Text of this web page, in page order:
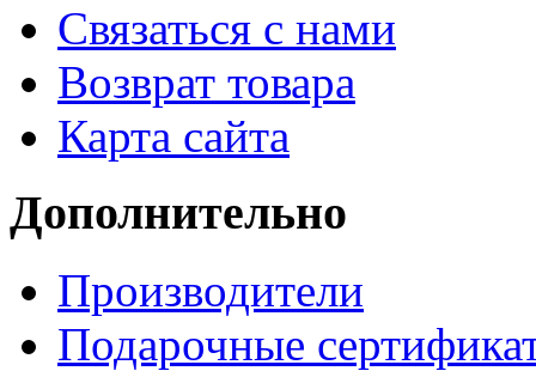
Связаться с нами
Возврат товара
Карта сайта
Дополнительно
Производители
Подарочные